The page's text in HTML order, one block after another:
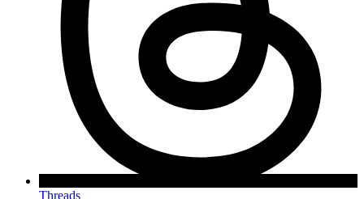
Threads